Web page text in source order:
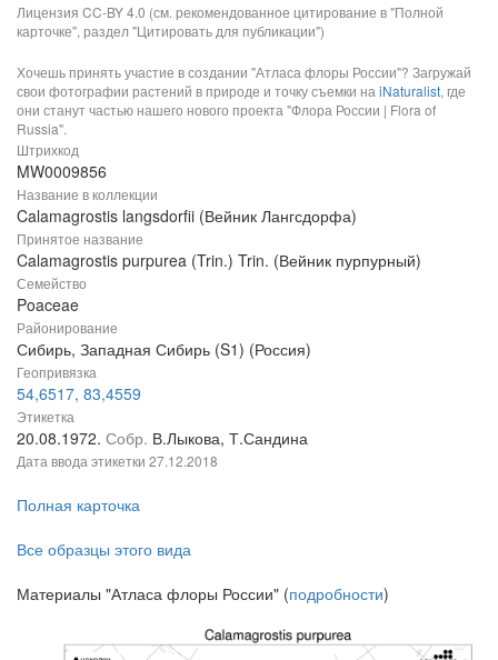
Лицензия CC-BY 4.0 (см. рекомендованное цитирование в "Полной
карточке", раздел "Цитировать для публикации")
Хочешь принять участие в создании "Атласа флоры России"? Загружай
свои фотографии растений в природе и точку съемки на iNaturalist, где
они станут частью нашего нового проекта "Флора России | Flora of
Russia".
Штрихкод
MW0009856
Название в коллекции
Calamagrostis langsdorfii (Вейник Лангсдорфа)
Принятое название
Calamagrostis purpurea (Trin.) Trin. (Вейник пурпурный)
Семейство
Poaceae
Районирование
Сибирь, Западная Сибирь (S1) (Россия)
Геопривязка
54,6517, 83,4559
Этикетка
20.08.1972. Собр. В.Лыкова, Т.Сандина
Дата ввода этикетки 27.12.2018
Полная карточка
Все образцы этого вида
Материалы "Атласа флоры России" (подробности)